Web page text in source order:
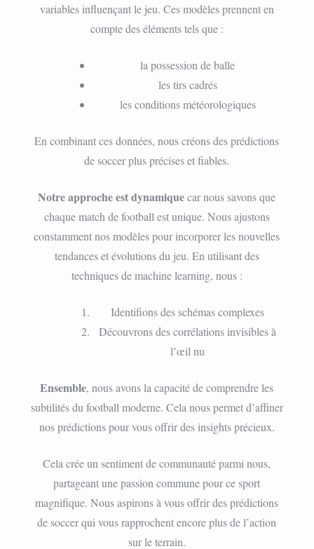
variables influençant le jeu. Ces modèles prennent en
compte des éléments tels que :
la possession de balle
les tirs cadrés
les conditions météorologiques
En combinant ces données, nous créons des prédictions
de soccer plus précises et fiables.
Notre approche est dynamiquecar nous savons que
chaque match de football est unique. Nous ajustons
constamment nos modèles pour incorporer les nouvelles
tendances et évolutions du jeu. En utilisant des
techniques de machine learning, nous :
Identifions des schémas complexes
Découvrons des corrélations invisibles à
l’œil nu
Ensemble, nous avons la capacité de comprendre les
subtilités du football moderne. Cela nous permet d’affiner
nos prédictions pour vous offrir des insights précieux.
Cela crée un sentiment de communauté parmi nous,
partageant une passion commune pour ce sport
magnifique. Nous aspirons à vous offrir des prédictions
de soccer qui vous rapprochent encore plus de l’action
sur le terrain.